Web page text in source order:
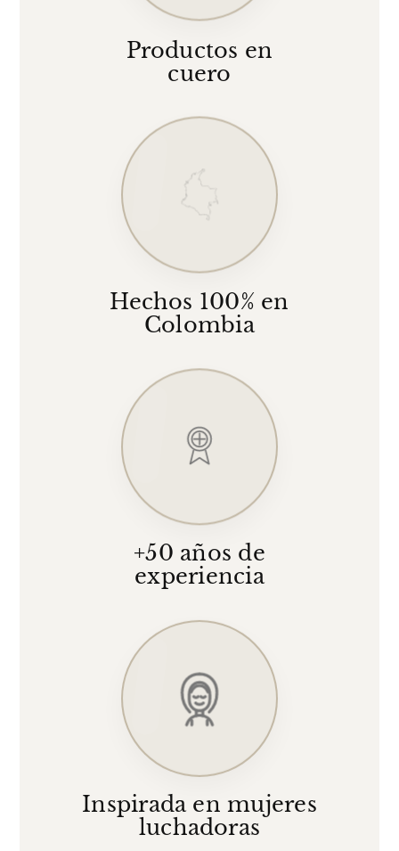
Productos en
cuero
Hechos 100% en
Colombia
+50 años de
experiencia
Inspirada en mujeres
luchadoras